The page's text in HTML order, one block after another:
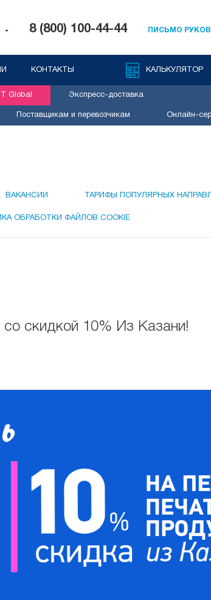
8 (800) 100-44-44 ПИСЬМО
КОНТАКТЫ КАЛЬКУЛЯТОР
Global Экспресс-доставка
Поставщикам и перевозчикам Онлайн-
ВАКАНСИИ ТАРИФЫ ПОПУЛЯРНЫХ
ОБРАБОТКИ ФАЙЛОВ COOKIE
скидкой 10% Из Казани!